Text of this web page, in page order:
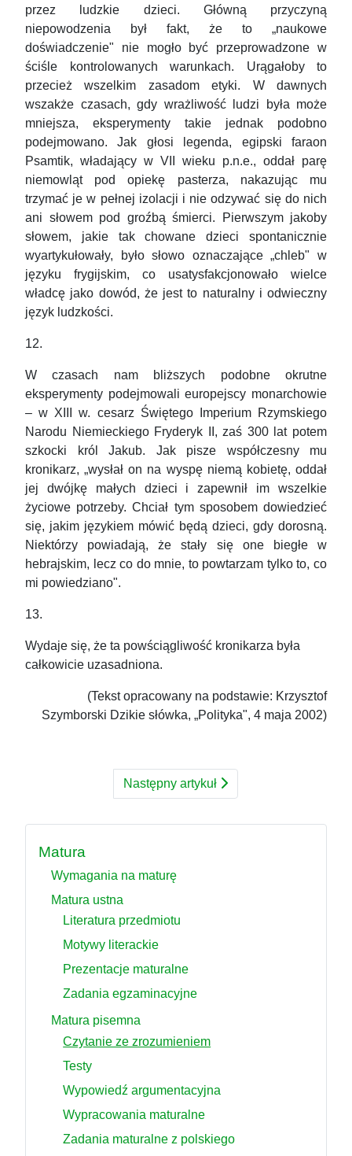
przez ludzkie dzieci. Główną przyczyną
niepowodzenia był fakt, że to „naukowe
doświadczenie" nie mogło być przeprowadzone w
ściśle kontrolowanych warunkach. Urągałoby to
przecież wszelkim zasadom etyki. W dawnych
wszakże czasach, gdy wrażliwość ludzi była może
mniejsza, eksperymenty takie jednak podobno
podejmowano. Jak głosi legenda, egipski faraon
Psamtik, władający w VII wieku p.n.e., oddał parę
niemowląt pod opiekę pasterza, nakazując mu
trzymać je w pełnej izolacji i nie odzywać się do nich
ani słowem pod groźbą śmierci. Pierwszym jakoby
słowem, jakie tak chowane dzieci spontanicznie
wyartykułowały, było słowo oznaczające „chleb" w
języku frygijskim, co usatysfakcjonowało wielce
władcę jako dowód, że jest to naturalny i odwieczny
język ludzkości.
12.
W czasach nam bliższych podobne okrutne
eksperymenty podejmowali europejscy monarchowie
– w XIII w. cesarz Świętego Imperium Rzymskiego
Narodu Niemieckiego Fryderyk II, zaś 300 lat potem
szkocki król Jakub. Jak pisze współczesny mu
kronikarz, „wysłał on na wyspę niemą kobietę, oddał
jej dwójkę małych dzieci i zapewnił im wszelkie
życiowe potrzeby. Chciał tym sposobem dowiedzieć
się, jakim językiem mówić będą dzieci, gdy dorosną.
Niektórzy powiadają, że stały się one biegłe w
hebrajskim, lecz co do mnie, to powtarzam tylko to, co
mi powiedziano".
13.
Wydaje się, że ta powściągliwość kronikarza była
całkowicie uzasadniona.
(Tekst opracowany na podstawie: Krzysztof
Szymborski Dzikie słówka, „Polityka", 4 maja 2002)
Następny artykuł
Matura
Wymagania na maturę
Matura ustna
Literatura przedmiotu
Motywy literackie
Prezentacje maturalne
Zadania egzaminacyjne
Matura pisemna
Czytanie ze zrozumieniem
Testy
Wypowiedź argumentacyjna
Wypracowania maturalne
Zadania maturalne z polskiego